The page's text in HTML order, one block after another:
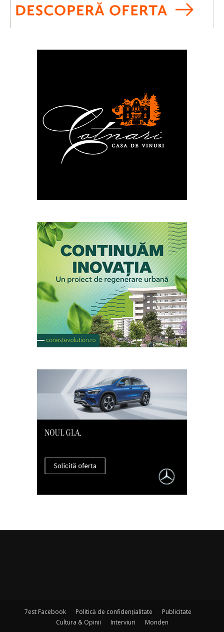
7est Facebook Politică de confidențialitate
Publicitate
Cultura & Opinii
Interviuri Monden